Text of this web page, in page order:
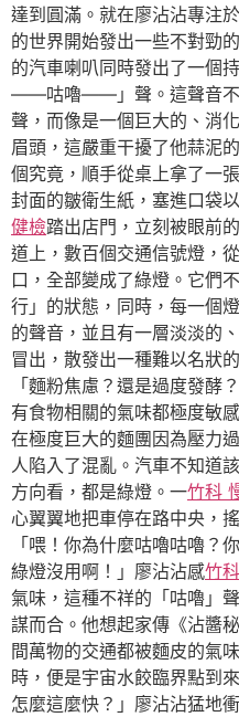
達到圓滿。就在廖沾沾專注
的世界開始發出一些不對勁
的汽車喇叭同時發出了一個
——咕嚕——」聲。這聲音不
聲，而像是一個巨大的、消
眉頭，這嚴重干擾了他蒜泥
個究竟，順手從桌上拿了一
封面的皺衛生紙，塞進口袋
健檢踏出店門，立刻被眼前
道上，數百個交通信號燈，
口，全部變成了綠燈。它們
行」的狀態，同時，每一個
的聲音，並且有一層淡淡的
冒出，散發出一種難以名狀
「麵粉焦慮？還是過度發酵
有食物相關的氣味都極度敏
在極度巨大的麵團因為壓力
人陷入了混亂。汽車不知道
方向看，都是綠燈。一竹科
心翼翼地把車停在路中央，
「喂！你為什麼咕嚕咕嚕？
綠燈沒用啊！」廖沾沾感竹
氣味，這種不祥的「咕嚕」
謀而合。他想起家傳《沾醬
間萬物的交通都被麵皮的氣
時，便是宇宙水餃臨界點到
怎麼這麼快？」廖沾沾猛地